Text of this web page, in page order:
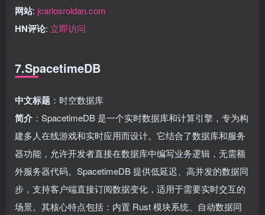
网站: jcarlosroldan.com
HN评论: 立即访问
7.SpacetimeDB
中文标题 ：时空数据库
简介 ：SpacetimeDB 是一个实时数据库和计算引擎，专为构
建多人在线游戏和实时应用而设计。它结合了数据库和服务
器功能，允许开发者直接在数据库中编写业务逻辑，无需额
外服务器代码。SpacetimeDB 提供低延迟、高并发的数据同
步，支持客户端直接订阅数据变化，适用于需要实时交互的
场景。其核心特点包括：内置 Rust 模块系统、自动数据同